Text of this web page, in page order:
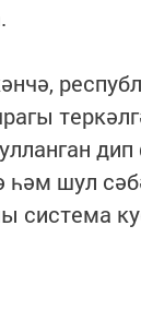
шул
система